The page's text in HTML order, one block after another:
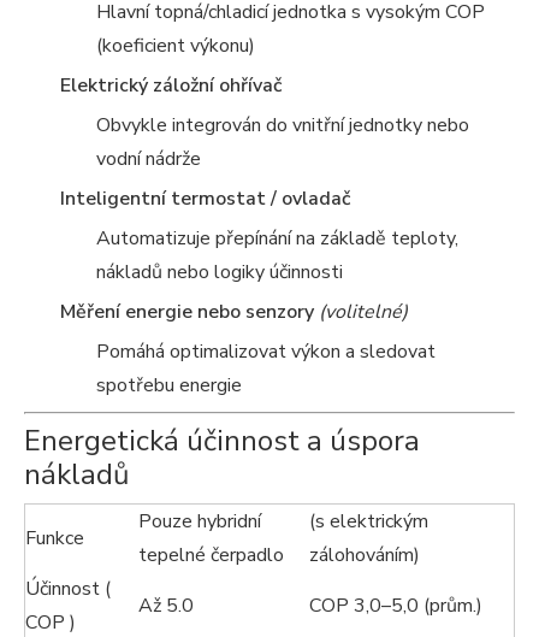
Hlavní topná/chladicí jednotka s vysokým COP
(koeficient výkonu)
Elektrický záložní ohřívač
Obvykle integrován do vnitřní jednotky nebo
vodní nádrže
Inteligentní termostat / ovladač
Automatizuje přepínání na základě teploty,
nákladů nebo logiky účinnosti
Měření energie nebo senzory (volitelné)
Pomáhá optimalizovat výkon a sledovat
spotřebu energie
Energetická účinnost a úspora
nákladů
Funkce
Pouze hybridní
tepelné čerpadlo
(s elektrickým
zálohováním)
Účinnost (
COP )
Až 5.0
COP 3,0–5,0 (prům.)